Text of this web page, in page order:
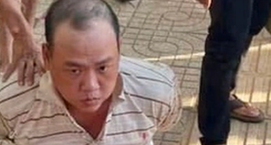
luật
Góc nhìn luật gia
Hồ sơ điều tra
Tiếng nói công dân
An ninh - Hình sự
Tài chính - Ngân
hàng
Kinh tế vĩ mô
Hồ sơ doanh
nghiệp
Xu hướng thị
trường
Tiêu dùng và dư